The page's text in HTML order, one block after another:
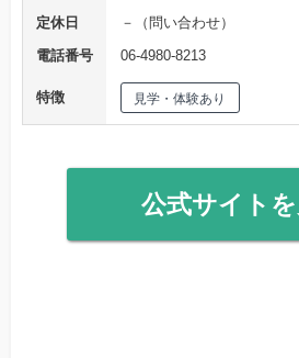
定休日
－（問い合わせ）
電話番号
06-4980-8213
特徴 見学・体験あり
公式サイト